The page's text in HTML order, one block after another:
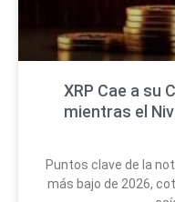
XRP Cae a su
mientras el
Puntos clave de la
más bajo de 2026,